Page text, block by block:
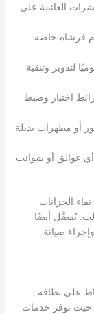
العائمة على
فرشاة خاصة
يوميًا لتدوير وتنقية
اختبار وضبط
أو مطهرات بديلة
أي عوالق أو شوائب
الخزانات
يُفضَّل أيضًا
صيانة
على نظافة
حيث توفر خدمات